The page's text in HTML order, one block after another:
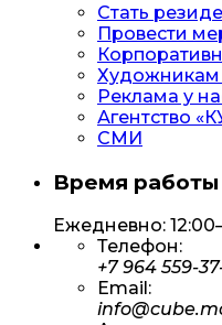
Стать
Провести
Реклама у
Агентство
СМИ
Время работы
Ежедневно:
Телефон:
+7 964 559-
Email: